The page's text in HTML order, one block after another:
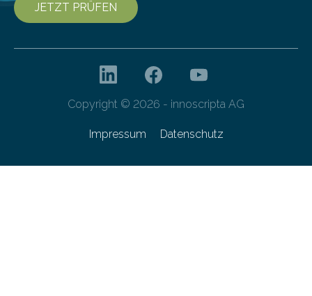
JETZT PRÜFEN
Copyright © 2026 - innoscripta AG
Impressum Datenschutz